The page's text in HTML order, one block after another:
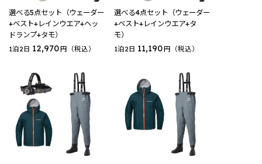
選べる5点セット（ウェーダー
+ベスト+レインウエア+ヘッ
ドランプ+タモ）
1泊2日 12,970円（税込）
選べる4点セット（ウェーダー
+ベスト+レインウエア+タ
モ）
1泊2日 11,190円（税込）